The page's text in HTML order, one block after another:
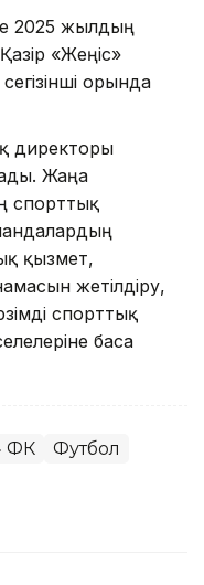
2025 жылдың
«Жеңіс»
орында
директоры
Жаңа
спорттық
қызмет,
жетілдіру,
спорттық
баса
ФК Футбол